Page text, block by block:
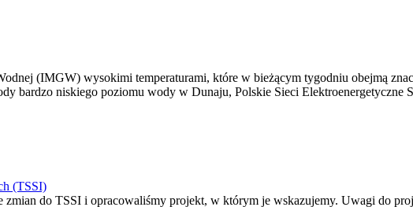
(IMGW) wysokimi temperaturami, które w bieżącym tygodniu obejmą
bardzo niskiego poziomu wody w Dunaju, Polskie Sieci Elektroenergetyczne
(TSSI)
do TSSI i opracowaliśmy projekt, w którym je wskazujemy. Uwagi do